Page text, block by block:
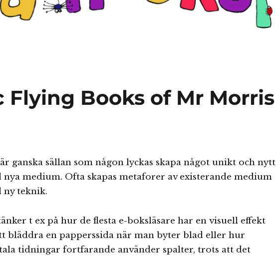
Flying Books of Mr Morris
ganska sällan som någon lyckas skapa något unikt och nytt
nya medium. Ofta skapas metaforer av existerande medium
ny teknik.
t ex på hur de flesta e-boksläsare har en visuell effekt
bläddra en papperssida när man byter blad eller hur
tidningar fortfarande använder spalter, trots att det